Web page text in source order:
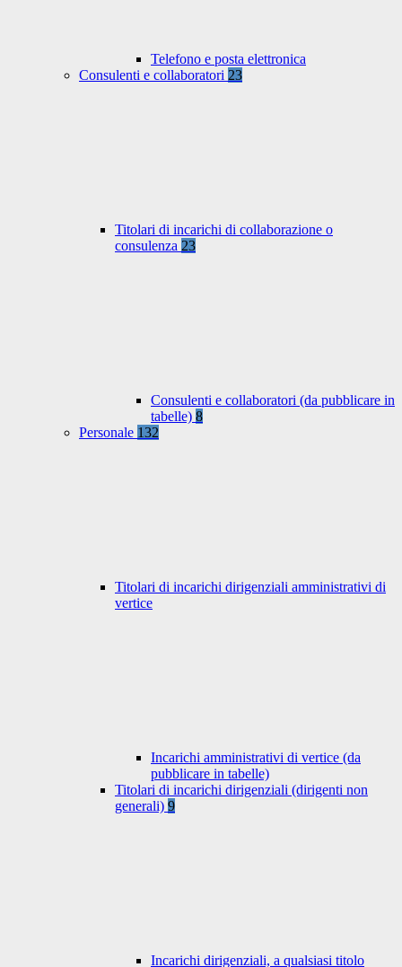
Telefono e posta elettronica
Consulenti e collaboratori 23
Titolari di incarichi di collaborazione o
consulenza 23
Consulenti e collaboratori (da pubblicare in
tabelle) 8
Personale 132
Titolari di incarichi dirigenziali amministrativi di
vertice
Incarichi amministrativi di vertice (da
pubblicare in tabelle)
Titolari di incarichi dirigenziali (dirigenti non
generali) 9
Incarichi dirigenziali, a qualsiasi titolo